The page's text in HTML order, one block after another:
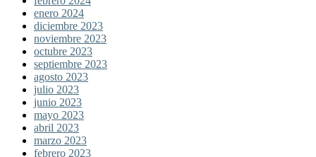
enero 2024
diciembre 2023
noviembre 2023
octubre 2023
septiembre 2023
agosto 2023
julio 2023
junio 2023
mayo 2023
abril 2023
marzo 2023
febrero 2023